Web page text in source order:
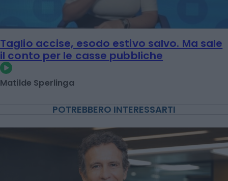
Taglio accise, esodo estivo salvo. Ma sale
il conto per le casse pubbliche
Matilde Sperlinga
POTREBBERO INTERESSARTI